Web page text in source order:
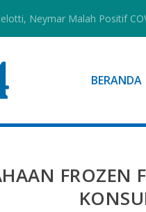
Neymar Malah Positif
BERANDA
FROZEN